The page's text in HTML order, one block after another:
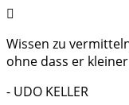
Wissen zu
ohne dass er
- UDO KELLER